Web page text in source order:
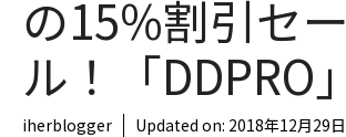
の15%割引セー
ル！「DDPRO」
iherblogger Updated on: 2018年12月29日